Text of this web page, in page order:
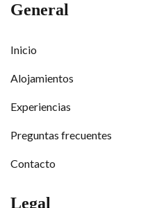
General
Inicio
Alojamientos
Experiencias
Preguntas frecuentes
Contacto
Legal